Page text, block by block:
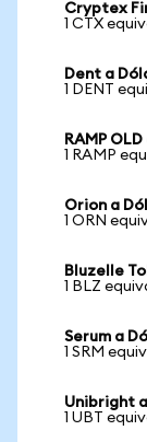
Cryptex
1 CTX
Dent a
1 DENT
RAMP
1 RAMP
Orion a
1 ORN
Bluzelle
1 BLZ
Serum a
1 SRM
Unibright
1 UBT